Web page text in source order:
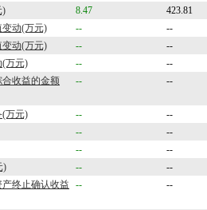
)
8.47 423.81
变动(万元)
-- --
变动(万元)
-- --
(万元)
-- --
收益的金额
-- --
(万元) -- --
-- --
-- --
)
-- --
终止确认收益
-- --